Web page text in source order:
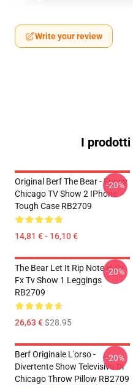
Write your review
I
Original Berf The Bear - Funny
Chicago TV Show 2 IPhone
Tough Case RB2709
14,81 € - 16,10 €
-20%
The Bear Let It Rip Note Hulu
Fx Tv Show 1 Leggings
RB2709
26,63 €$28.95
-20%
Berf Originale L'orso -
Divertente Show Televisivo Di
Chicago Throw Pillow RB2709
-20%